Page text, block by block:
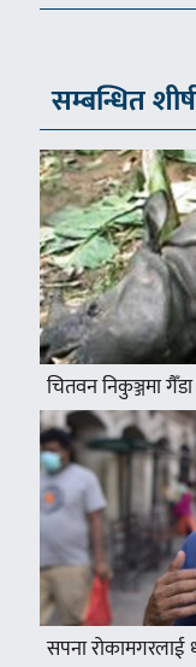
सम्बन्धित
चितवन निकुञ्जमा
सपना रोकामगरलाई